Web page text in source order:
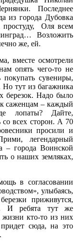
Последнее
из города Дубовка
простуду, Оля всем
Возложить
же, ей.
вместе осмотрели
опять чего-то не
сувениры,
Но тут из багажника
березок. Надо было
к саженцам – каждый
лопаты? Дайте,
всех сторон. А 70
просили и
легендарный
– города Воинской
о наших земляках,
в согласовании
улыбаясь,
приживутся,
И ребята тут же
жизни кто-то из них
сюда, на это